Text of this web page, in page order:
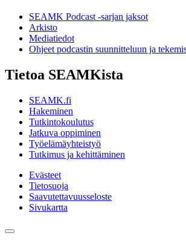
SEAMK Podcast -sarjan jaksot
Arkisto
Mediatiedot
Ohjeet podcastin suunnitteluun ja
Tietoa SEAMKista
SEAMK.fi
Hakeminen
Tutkintokoulutus
Jatkuva oppiminen
Työelämäyhteistyö
Tutkimus ja kehittäminen
Evästeet
Tietosuoja
Saavutettavuusseloste
Sivukartta